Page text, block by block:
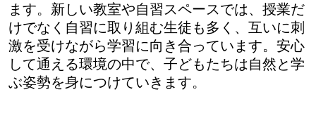
ます。新しい教室や自習スペースでは、授業だ
けでなく自習に取り組む生徒も多く、互いに刺
激を受けながら学習に向き合っています。安心
して通える環境の中で、子どもたちは自然と学
ぶ姿勢を身につけていきます。